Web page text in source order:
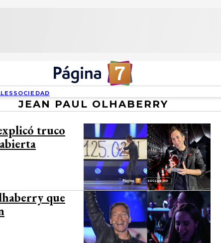
SOCIEDAD
JEAN PAUL OLHABERRY
truco
que